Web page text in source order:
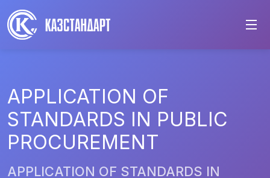
APPLICATION OF
STANDARDS IN PUBLIC
PROCUREMENT
APPLICATION OF STANDARDS IN